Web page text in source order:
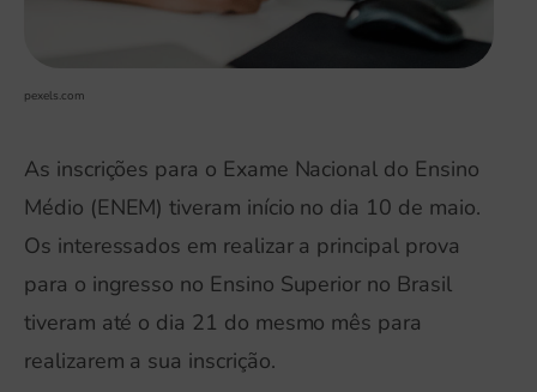
pexels.com
As inscrições para o Exame Nacional do Ensino
Médio (ENEM) tiveram início no dia 10 de maio.
Os interessados em realizar a principal prova
para o ingresso no Ensino Superior no Brasil
tiveram até o dia 21 do mesmo mês para
realizarem a sua inscrição.